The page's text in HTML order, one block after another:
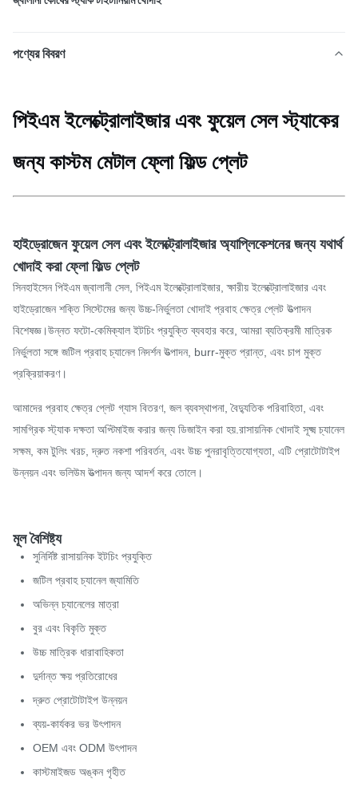
পণ্যের বিবরণ
পিইএম ইলেক্ট্রোলাইজার এবং ফুয়েল সেল স্ট্যাকের
জন্য কাস্টম মেটাল ফ্লো ফিল্ড প্লেট
হাইড্রোজেন ফুয়েল সেল এবং ইলেক্ট্রোলাইজার অ্যাপ্লিকেশনের জন্য যথার্থ
খোদাই করা ফ্লো ফিল্ড প্লেট
সিনহাইসেন পিইএম জ্বালানী সেল, পিইএম ইলেক্ট্রোলাইজার, ক্ষারীয় ইলেক্ট্রোলাইজার এবং
হাইড্রোজেন শক্তি সিস্টেমের জন্য উচ্চ-নির্ভুলতা খোদাই প্রবাহ ক্ষেত্র প্লেট উত্পাদন
বিশেষজ্ঞ।উন্নত ফটো-কেমিক্যাল ইটচিং প্রযুক্তি ব্যবহার করে, আমরা ব্যতিক্রমী মাত্রিক
নির্ভুলতা সঙ্গে জটিল প্রবাহ চ্যানেল নিদর্শন উত্পাদন, burr-মুক্ত প্রান্ত, এবং চাপ মুক্ত
প্রক্রিয়াকরণ।
আমাদের প্রবাহ ক্ষেত্র প্লেট গ্যাস বিতরণ, জল ব্যবস্থাপনা, বৈদ্যুতিক পরিবাহিতা, এবং
সামগ্রিক স্ট্যাক দক্ষতা অপ্টিমাইজ করার জন্য ডিজাইন করা হয়.রাসায়নিক খোদাই সূক্ষ্ম চ্যানেল
সক্ষম, কম টুলিং খরচ, দ্রুত নকশা পরিবর্তন, এবং উচ্চ পুনরাবৃত্তিযোগ্যতা, এটি প্রোটোটাইপ
উন্নয়ন এবং ভলিউম উত্পাদন জন্য আদর্শ করে তোলে।
মূল বৈশিষ্ট্য
সুনির্দিষ্ট রাসায়নিক ইটচিং প্রযুক্তি
জটিল প্রবাহ চ্যানেল জ্যামিতি
অভিন্ন চ্যানেলের মাত্রা
বুর এবং বিকৃতি মুক্ত
উচ্চ মাত্রিক ধারাবাহিকতা
দুর্দান্ত ক্ষয় প্রতিরোধের
দ্রুত প্রোটোটাইপ উন্নয়ন
ব্যয়-কার্যকর ভর উৎপাদন
OEM এবং ODM উৎপাদন
কাস্টমাইজড অঙ্কন গৃহীত